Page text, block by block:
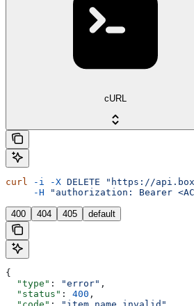
cURL
curl -i -X DELETE "https://
     -H
"authorization: Bearer
400 404 405 default
{
  "type"
: "error" ,
  "status"
: 400 ,